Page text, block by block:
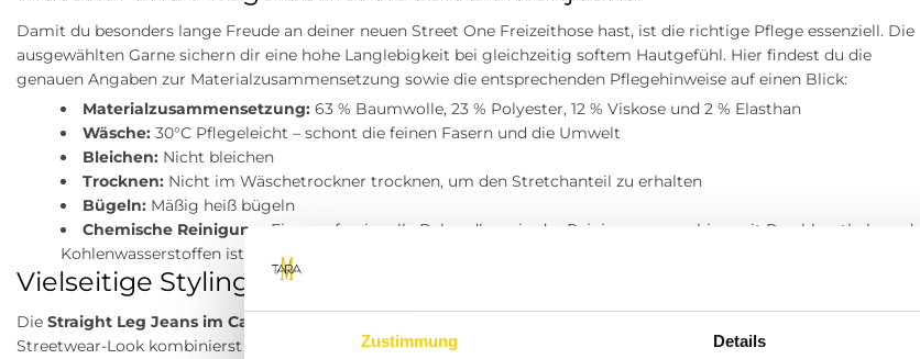
Zustimmung Details
Damit du besonders lange Freude an deiner neuen Street One Freizeithose hast, ist die richtige Pflege essenziell. Die
ausgewählten Garne sichern dir eine hohe Langlebigkeit bei gleichzeitig softem Hautgefühl. Hier findest du die
genauen Angaben zur Materialzusammensetzung sowie die entsprechenden Pflegehinweise auf einen Blick:
Materialzusammensetzung: 63 % Baumwolle, 23 % Polyester, 12 % Viskose und 2 % Elasthan
Wäsche: 30°C Pflegeleicht – schont die feinen Fasern und die Umwelt
Bleichen: Nicht bleichen
Trocknen: Nicht im Wäschetrockner trocknen, um den Stretchanteil zu erhalten
Bügeln: Mäßig heiß bügeln
Chemische Reinigung:
Eine professionelle Behandlung in der Reinigungsmaschine mit Perchlorethylen oder
Kohlenwasserstoffen ist möglich
Vielseitige Styling-Tipps für deinen Alltag
Die Straight Leg Jeans im Casual Fit mit Turn-Up
Streetwear-Look kombinierst du sie am besten mit bequemen Sneakern, einem Basic-Shirt und einem lockeren